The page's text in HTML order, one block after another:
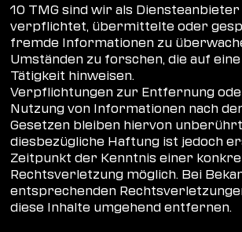
10 TMG sind wir als
verpflichtet, übermittelte oder
fremde Informationen zu
Umständen zu forschen, die auf
Tätigkeit hinweisen.
Verpflichtungen zur Entfernung
Nutzung von Informationen nach
Gesetzen bleiben hiervon
diesbezügliche Haftung ist jedoch
Zeitpunkt der Kenntnis einer
Rechtsverletzung möglich. Bei
entsprechenden
diese Inhalte umgehend entfernen.